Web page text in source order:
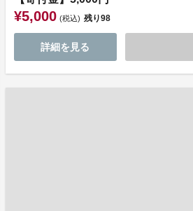
¥5,000 (税込) 残り98
詳細を見る